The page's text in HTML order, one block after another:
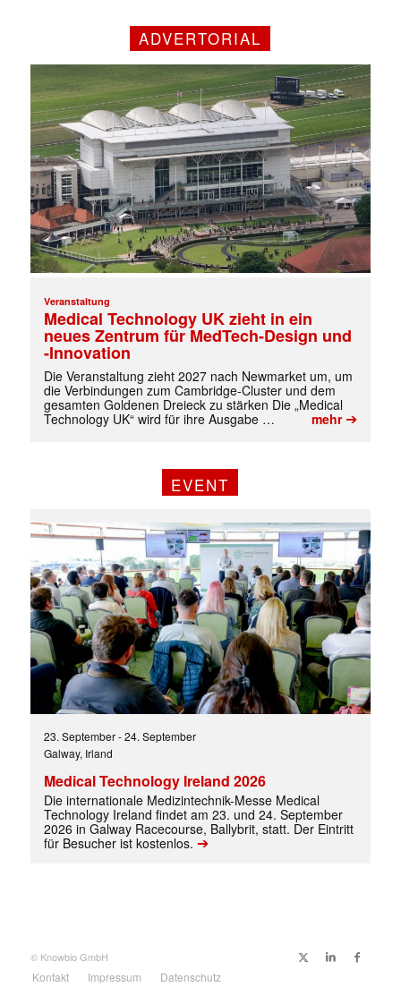
ADVERTORIAL
Veranstaltung
Medical Technology UK zieht in ein
neues Zentrum für MedTech-Design und
-Innovation
Die Veranstaltung zieht 2027 nach Newmarket um, um
die Verbindungen zum Cambridge-Cluster und dem
gesamten Goldenen Dreieck zu stärken Die „Medical
Technology UK“ wird für ihre Ausgabe …
mehr➔
EVENT
23. September-24. September
Galway, Irland
Medical Technology Ireland 2026
Die internationale Medizintechnik-Messe Medical
Technology Ireland findet am 23. und 24. September
2026 in Galway Racecourse, Ballybrit, statt. Der Eintritt
für Besucher ist kostenlos. ➔
© Knowbio GmbH
Kontakt Impressum Datenschutz